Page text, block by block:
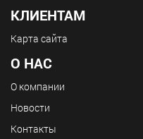
КЛИЕНТАМ
Карта сайта
О НАС
О компании
Новости
Контакты